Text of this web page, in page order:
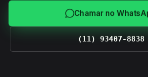
Chamar no
(11) 93407-8838